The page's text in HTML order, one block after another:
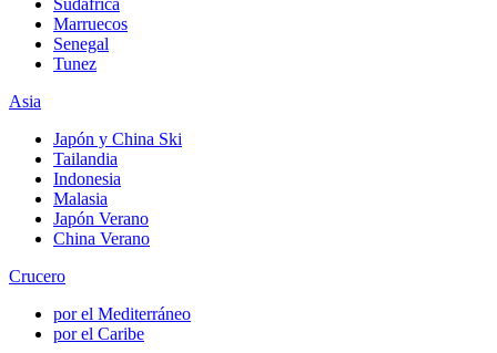
Sudáfrica
Marruecos
Senegal
Tunez
Asia
Japón y China Ski
Tailandia
Indonesia
Malasia
Japón Verano
China Verano
Crucero
por el Mediterráneo
por el Caribe